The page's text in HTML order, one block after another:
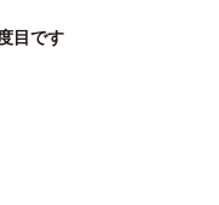
目です